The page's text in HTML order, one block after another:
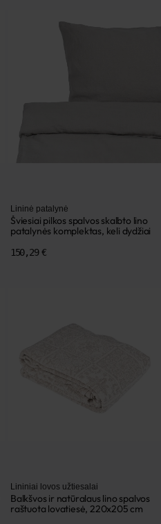
Lininė patalynė
Šviesiai pilkos spalvos skalbto lino
patalynės komplektas, keli dydžiai
150,29 €
Lininiai lovos užtiesalai
Balkšvos ir natūralaus lino spalvos
raštuota lovatiesė, 220x205 cm